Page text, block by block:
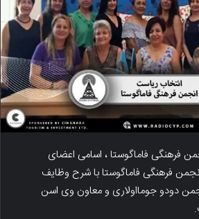
فرهنگی فاماگوستا ، اسامی اعضای
فرهنگی فاماگوستا با شرح وظایف
دودو جومااولاری و معاون وی اسن